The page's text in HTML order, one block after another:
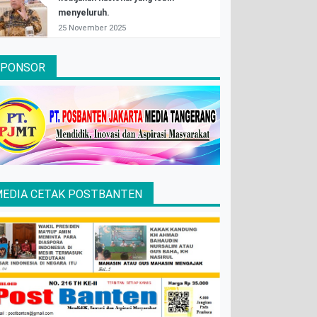
menyeluruh.
25 November 2025
CETAK POSTBANTEN